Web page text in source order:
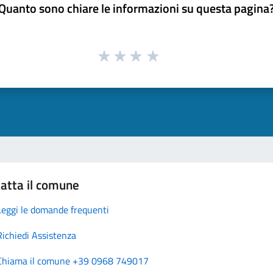
sono chiare le informazioni su questa
il comune
le domande frequenti
Assistenza
il comune +39 0968 749017